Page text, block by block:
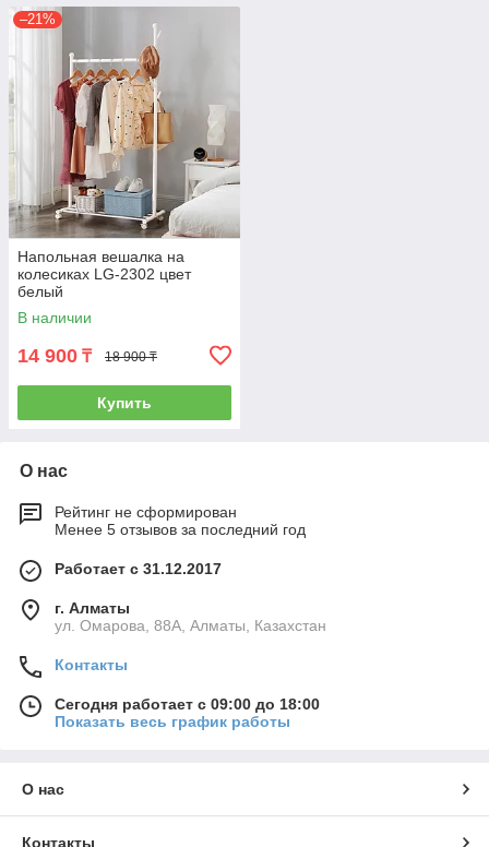
–21%
Напольная вешалка на
колесиках LG-2302 цвет
белый
В наличии
14 900 ₸ 18 900 ₸
Купить
О нас
Рейтинг не сформирован
Менее 5 отзывов за последний год
Работает с 31.12.2017
г. Алматы
ул. Омарова, 88А, Алматы, Казахстан
Контакты
Сегодня работает с 09:00 до 18:00
Показать весь график работы
О нас
Контакты